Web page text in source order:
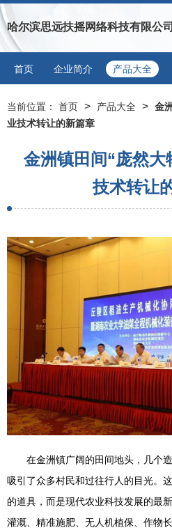
哈尔滨思远扶摇网络科技有限公司
首页 企业简介 产品大全
当前位置： 首页 > 产品大全 > 金
业技术转让的新篇章
金洲镇田间“庞然大
技术转让
在金洲镇广阔的田间地头，几个
吸引了众多村民和过往行人的目光。
的道具，而是现代农业科技发展的
灌溉、精准施肥、无人机植保、作物